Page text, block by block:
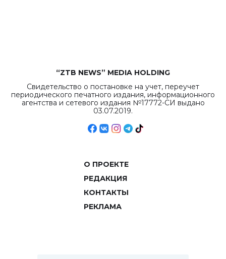
“ZTB NEWS” MEDIA HOLDING
Свидетельство о постановке на учет, переучет
периодического печатного издания, информационного
агентства и сетевого издания №17772-СИ выдано
03.07.2019.
О ПРОЕКТЕ
РЕДАКЦИЯ
КОНТАКТЫ
РЕКЛАМА